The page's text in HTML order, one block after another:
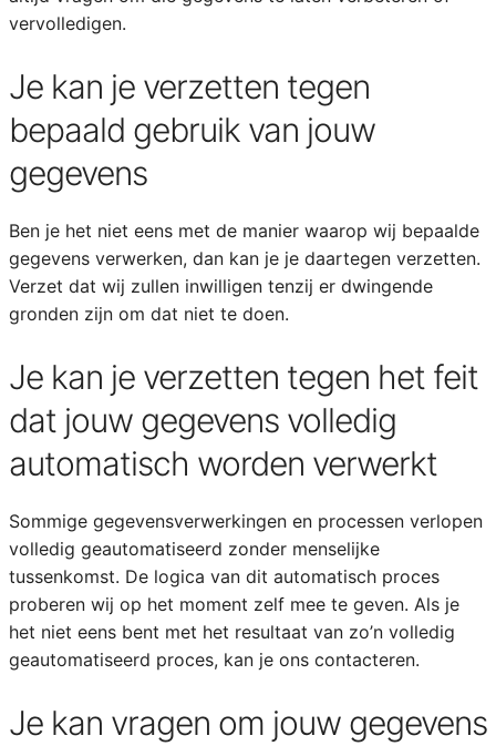
vervolledigen.
Je kan je verzetten tegen
bepaald gebruik van jouw
gegevens
Ben je het niet eens met de manier waarop wij bepaalde
gegevens verwerken, dan kan je je daartegen verzetten.
Verzet dat wij zullen inwilligen tenzij er dwingende
gronden zijn om dat niet te doen.
Je kan je verzetten tegen het feit
dat jouw gegevens volledig
automatisch worden verwerkt
Sommige gegevensverwerkingen en processen verlopen
volledig geautomatiseerd zonder menselijke
tussenkomst. De logica van dit automatisch proces
proberen wij op het moment zelf mee te geven. Als je
het niet eens bent met het resultaat van zo’n volledig
geautomatiseerd proces, kan je ons contacteren.
Je kan vragen om jouw gegevens